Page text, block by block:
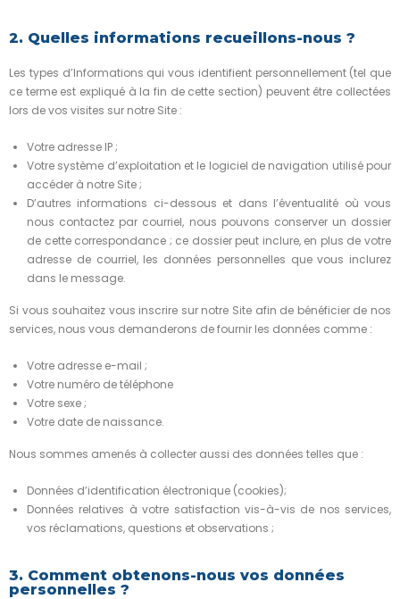
2. Quelles informations recueillons-nous ?
Les types d’Informations qui vous identifient personnellement (tel que
ce terme est expliqué à la fin de cette section) peuvent être collectées
lors de vos visites sur notre Site :
Votre adresse IP ;
Votre système d’exploitation et le logiciel de navigation utilisé pour
accéder à notre Site ;
D’autres informations ci-dessous et dans l’éventualité où vous
nous contactez par courriel, nous pouvons conserver un dossier
de cette correspondance ; ce dossier peut inclure, en plus de votre
adresse de courriel, les données personnelles que vous inclurez
dans le message.
Si vous souhaitez vous inscrire sur notre Site afin de bénéficier de nos
services, nous vous demanderons de fournir les données comme :
Votre adresse e-mail ;
Votre numéro de téléphone
Votre sexe ;
Votre date de naissance.
Nous sommes amenés à collecter aussi des données telles que :
Données d’identification électronique (cookies);
Données relatives à votre satisfaction vis-à-vis de nos services,
vos réclamations, questions et observations ;
3. Comment obtenons-nous vos données
personnelles ?